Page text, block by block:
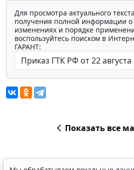
Для просмотра актуального
получения полной информации о
изменениях и порядке
воспользуйтесь поиском в
ГАРАНТ:
Показать все